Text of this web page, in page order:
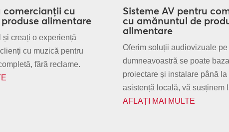
comercianții cu
alimentare
creați o experiență
cu muzică pentru
fără reclame.
Sisteme AV pentru
cu amănuntul de
alimentare
Oferim soluții audiovizuale
dumneavoastră se poate
proiectare și instalare până la
asistență locală, vă susținem
AFLAȚI MAI MULTE